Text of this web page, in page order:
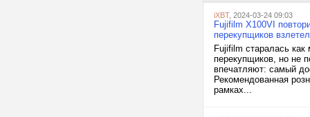
iXBT, 2024-03-24 09:03
Fujifilm X100VI
перекупщиков
Fujifilm старалась
перекупщиков, но не
впечатляют: самый
Рекомендованная
рамках...